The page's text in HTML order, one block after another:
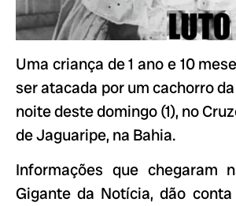
Uma criança de 1 ano e 10
ser atacada por um cachorro
noite deste domingo (1), no
de Jaguaripe, na Bahia.
Informações que chegaram
Gigante da Notícia, dão